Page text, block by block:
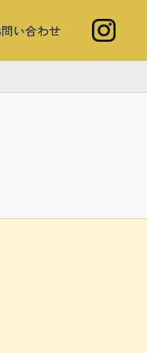
い合わせ